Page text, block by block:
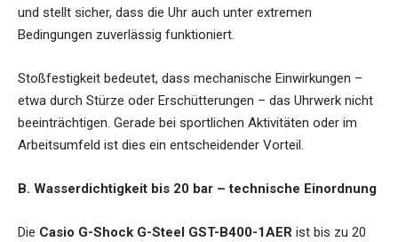
und stellt sicher, dass die Uhr auch unter extremen
Bedingungen zuverlässig funktioniert.
Stoßfestigkeit bedeutet, dass mechanische Einwirkungen –
etwa durch Stürze oder Erschütterungen – das Uhrwerk nicht
beeinträchtigen. Gerade bei sportlichen Aktivitäten oder im
Arbeitsumfeld ist dies ein entscheidender Vorteil.
B. Wasserdichtigkeit bis 20 bar – technische Einordnung
Die Casio G-Shock G-Steel GST-B400-1AER ist bis zu 20